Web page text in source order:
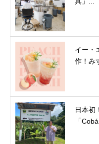
イー・
作！み
日本初
「